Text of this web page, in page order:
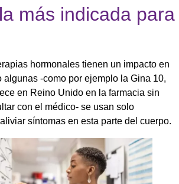
más indicada para
hormonales tienen un impacto en
algunas -como por ejemplo la Gina 10,
en Reino Unido en la farmacia sin
con el médico- se usan solo
síntomas en esta parte del cuerpo.